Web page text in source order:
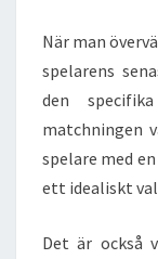
När man
spelarens
den
matchningen
spelare med
ett idealiskt
Det är också